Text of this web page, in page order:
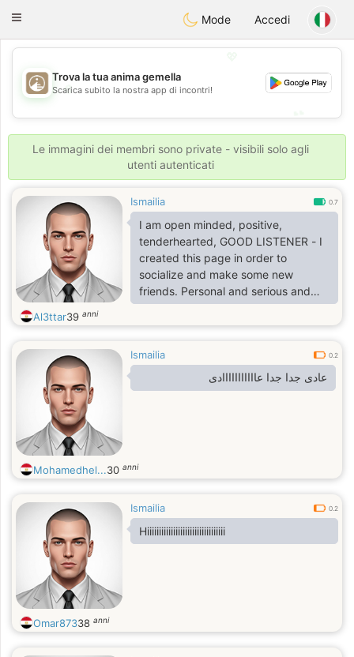
ahebik
Toggle
Mode Accedi
💖
💕
Trova la tua anima gemella
Scarica subito la nostra app di incontri!
Le immagini dei membri sono private - visibili solo agli
utenti autenticati
Ismailia 0.7
I am open minded, positive,
tenderhearted, GOOD LISTENER - I
created this page in order to
socialize and make some new
friends. Personal and serious and
seeking for love hoping to make a
family - but first we have to get to
and for that to happen we should
have some nice conversations and
various questions (im from port said)
Al3ttar39 anni
Ismailia 0.2
عادى جدا جدا عااااااااااادى
Mohamedhel...30 anni
Ismailia 0.2
Hiiiiiiiiiiiiiiiiiiiiiiiiiiiiiiiii
Omar87338 anni